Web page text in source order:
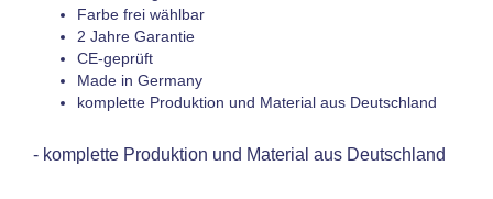
Farbe frei wählbar
2 Jahre Garantie
CE-geprüft
Made in Germany
komplette Produktion und Material aus Deutschland
- komplette Produktion und Material aus Deutschland